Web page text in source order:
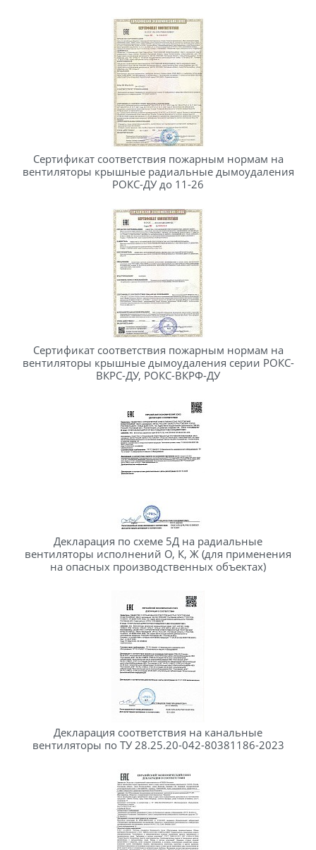
Сертификат соответствия пожарным нормам на
вентиляторы крышные радиальные дымоудаления
РОКС-ДУ до 11-26
Сертификат соответствия пожарным нормам на
вентиляторы крышные дымоудаления серии РОКС-
ВКРС-ДУ, РОКС-ВКРФ-ДУ
Декларация по схеме 5Д на радиальные
вентиляторы исполнений О, К, Ж (для применения
на опасных производственных объектах)
Декларация соответствия на канальные
вентиляторы по ТУ 28.25.20-042-80381186-2023